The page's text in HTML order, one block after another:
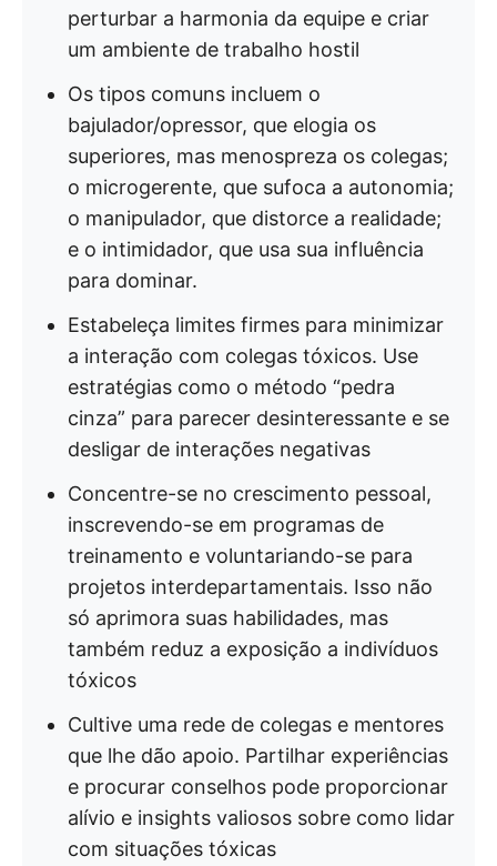
perturbar a harmonia da equipe e criar
um ambiente de trabalho hostil
Os tipos comuns incluem o
bajulador/opressor, que elogia os
superiores, mas menospreza os colegas;
o microgerente, que sufoca a autonomia;
o manipulador, que distorce a realidade;
e o intimidador, que usa sua influência
para dominar.
Estabeleça limites firmes para minimizar
a interação com colegas tóxicos. Use
estratégias como o método “pedra
cinza” para parecer desinteressante e se
desligar de interações negativas
Concentre-se no crescimento pessoal,
inscrevendo-se em programas de
treinamento e voluntariando-se para
projetos interdepartamentais. Isso não
só aprimora suas habilidades, mas
também reduz a exposição a indivíduos
tóxicos
Cultive uma rede de colegas e mentores
que lhe dão apoio. Partilhar experiências
e procurar conselhos pode proporcionar
alívio e insights valiosos sobre como lidar
com situações tóxicas